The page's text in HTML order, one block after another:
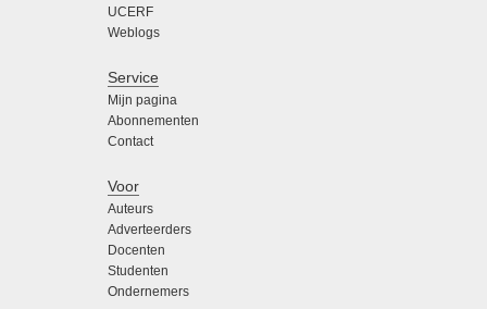
UCERF
Weblogs
Service
Mijn pagina
Abonnementen
Contact
Voor
Auteurs
Adverteerders
Docenten
Studenten
Ondernemers